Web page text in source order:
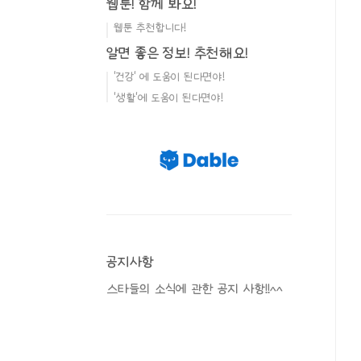
웹툰! 함께 봐요!
웹툰 추천합니다!
알면 좋은 정보! 추천해요!
'건강' 에 도움이 된다면야!
'생활'에 도움이 된다면야!
공지사항
스타들의 소식에 관한 공지 사항!!^^